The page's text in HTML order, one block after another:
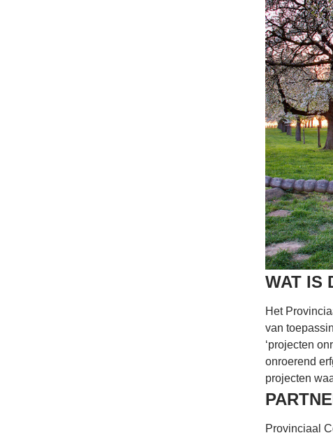
WAT IS
Het
van
‘projecten
onroerend
projecten
Provinciaal